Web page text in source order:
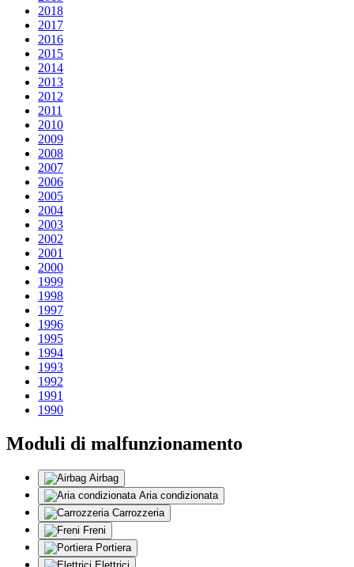
2018
2017
2016
2015
2014
2013
2012
2011
2010
2009
2008
2007
2006
2005
2004
2003
2002
2001
2000
1999
1998
1997
1996
1995
1994
1993
1992
1991
1990
Moduli di malfunzionamento
Airbag
Aria condizionata
Carrozzeria
Freni
Portiera